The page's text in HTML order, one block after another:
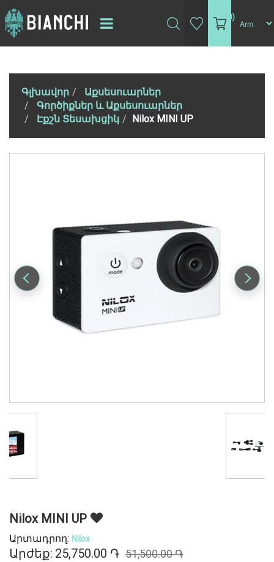
(0)
Գլխավոր
Աքսեսուարներ
Գործիքներ և Աքսեսուարներ
Էքշն Տեսախցիկ
Nilox MINI UP
Nilox MINI UP
Արտադրող: Nilox
Արժեք: 25,750.00 ֏ 51,500.00 ֏